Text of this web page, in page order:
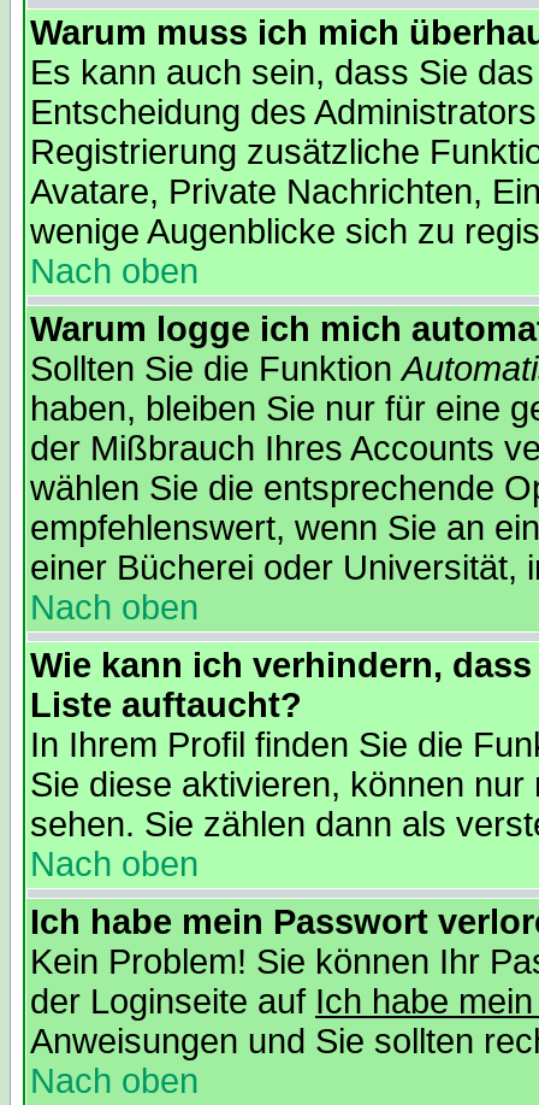
Warum muss ich mich
Es kann auch sein, dass Sie
Entscheidung des
Registrierung zusätzliche
Avatare, Private Nachrichten,
wenige Augenblicke sich zu
Nach oben
Warum logge ich mich
Sollten Sie die Funktion
haben, bleiben Sie nur für eine
der Mißbrauch Ihres Accounts
wählen Sie die entsprechende
empfehlenswert, wenn Sie an
einer Bücherei oder Universität,
Nach oben
Wie kann ich verhindern,
Liste auftaucht?
In Ihrem Profil finden Sie die
Sie diese aktivieren, können
sehen. Sie zählen dann als
Nach oben
Ich habe mein Passwort
Kein Problem! Sie können Ihr
der Loginseite auf Ich habe
Anweisungen und Sie sollten
Nach oben